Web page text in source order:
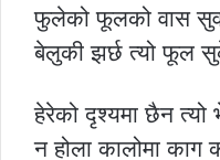
फुलेको फूलको वास
बेलुकी झर्छ त्यो फूल
हेरेको दृश्यमा छैन त्यो
न होला कालोमा काग